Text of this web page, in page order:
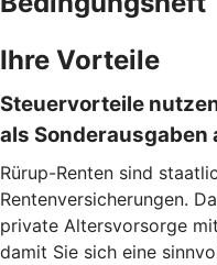
Ihre Vorteile
Steuervorteile
als Sonderausgaben
Rürup-Renten sind
Rentenversicherungen.
private Altersvorsorge
damit Sie sich eine